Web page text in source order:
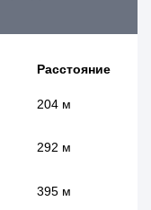
Расстояние
204 м
292 м
395 м